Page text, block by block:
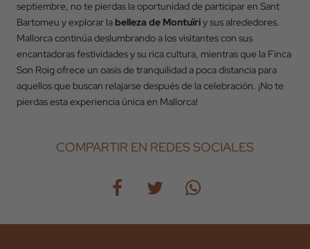
septiembre, no te pierdas la oportunidad de participar en Sant
Bartomeu y explorar labelleza de Montuïriy sus alrededores.
Mallorca continúa deslumbrando a los visitantes con sus
encantadoras festividades y su rica cultura, mientras que la Finca
Son Roig ofrece un oasis de tranquilidad a poca distancia para
aquellos que buscan relajarse después de la celebración. ¡No te
pierdas esta experiencia única en Mallorca!
COMPARTIR EN REDES SOCIALES